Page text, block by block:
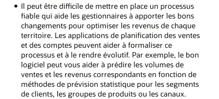
Il peut être difficile de mettre en place un processus
fiable qui aide les gestionnaires à apporter les bons
changements pour optimiser les revenus de chaque
territoire. Les applications de planification des ventes
et des comptes peuvent aider à formaliser ce
processus et à le rendre évolutif. Par exemple, le bon
logiciel peut vous aider à prédire les volumes de
ventes et les revenus correspondants en fonction de
méthodes de prévision statistique pour les segments
de clients, les groupes de produits ou les canaux.